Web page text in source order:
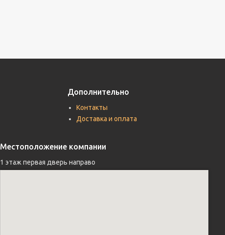
Дополнительно
Контакты
Доставка и оплата
Местоположение компании
1 этаж первая дверь направо